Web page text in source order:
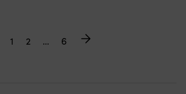
1 2 … 6